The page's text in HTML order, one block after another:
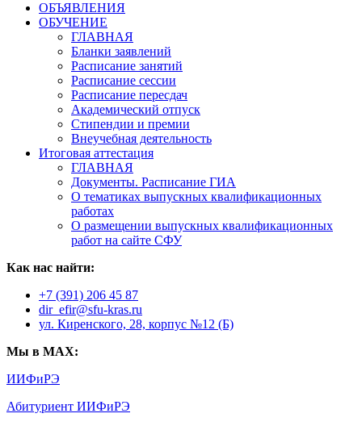
ОБЪЯВЛЕНИЯ
ОБУЧЕНИЕ
ГЛАВНАЯ
Бланки заявлений
Расписание занятий
Расписание сессии
Расписание пересдач
Академический отпуск
Стипендии и премии
Внеучебная деятельность
Итоговая аттестация
ГЛАВНАЯ
Документы. Расписание ГИА
О тематиках выпускных квалификационных
работах
О размещении выпускных квалификационных
работ на сайте СФУ
Как нас найти:
+7 (391) 206 45 87
dir_efir@sfu-kras.ru
ул. Киренского, 28, корпус №12 (Б)
Мы в MAX:
ИИФиРЭ
Абитуриент ИИФиРЭ